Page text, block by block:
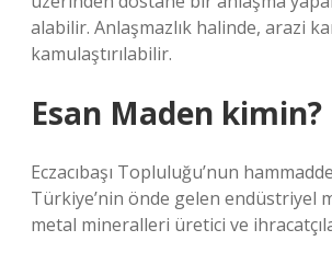
alabilir. Anlaşmazlık halinde, arazi
kamulaştırılabilir.
Esan Maden kimin?
Eczacıbaşı Topluluğu’nun
Türkiye’nin önde gelen endüstriyel
metal mineralleri üretici ve